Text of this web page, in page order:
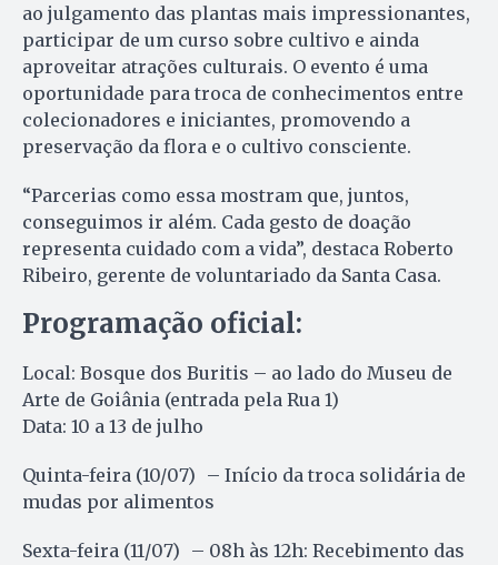
ao julgamento das plantas mais impressionantes,
participar de um curso sobre cultivo e ainda
aproveitar atrações culturais. O evento é uma
oportunidade para troca de conhecimentos entre
colecionadores e iniciantes, promovendo a
preservação da flora e o cultivo consciente.
“Parcerias como essa mostram que, juntos,
conseguimos ir além. Cada gesto de doação
representa cuidado com a vida”, destaca Roberto
Ribeiro, gerente de voluntariado da Santa Casa.
Programação oficial:
Local: Bosque dos Buritis – ao lado do Museu de
Arte de Goiânia (entrada pela Rua 1)
Data: 10 a 13 de julho
Quinta-feira (10/07) – Início da troca solidária de
mudas por alimentos
Sexta-feira (11/07) – 08h às 12h: Recebimento das